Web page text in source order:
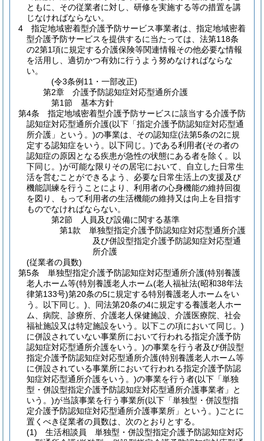
ともに、その従業者に対し、研修を実施する等の措置を講
じなければならない。
4
指定地域密着型介護予防サービス事業者は、指定地域密着
型介護予防サービスを提供するに当たっては、法第118条
の2第1項に規定する介護保険等関連情報その他必要な情報
を活用し、適切かつ有効に行うよう努めなければならな
い。
(令3条例11・一部改正)
第2章
介護予防認知症対応型通所介護
第1節
基本方針
第4条
指定地域密着型介護予防サービスに該当する介護予防
認知症対応型通所介護(以下「指定介護予防認知症対応型通
所介護」という。)の事業は、その認知症(法第5条の2に規
定する認知症をいう。以下同じ。)である利用者(その者の
認知症の原因となる疾患が急性の状態にある者を除く。以
下同じ。)が可能な限りその居宅において、自立した日常生
活を営むことができるよう、必要な日常生活上の支援及び
機能訓練を行うことにより、利用者の心身機能の維持回復
を図り、もって利用者の生活機能の維持又は向上を目指す
ものでなければならない。
第2節
人員及び設備に関する基準
第1款
単独型指定介護予防認知症対応型通所介護
及び併設型指定介護予防認知症対応型通
所介護
(従業者の員数)
第5条
単独型指定介護予防認知症対応型通所介護(特別養護
老人ホーム等(特別養護老人ホーム(老人福祉法(昭和38年法
律第133号)第20条の5に規定する特別養護老人ホームをい
う。以下同じ。) 、同法第20条の4に規定する養護老人ホー
ム、病院、診療所、介護老人保健施設、介護医療院、社会
福祉施設又は特定施設をいう。以下この項において同じ。)
に併設されていない事業所において行われる指定介護予防
認知症対応型通所介護をいう。)の事業を行う者及び併設型
指定介護予防認知症対応型通所介護(特別養護老人ホーム等
に併設されている事業所において行われる指定介護予防認
知症対応型通所介護をいう。)の事業を行う者(以下「単独
型・併設型指定介護予防認知症対応型通所介護事業者」と
いう。)が当該事業を行う事業所(以下「単独型・併設型指
定介護予防認知症対応型通所介護事業所」という。)ごとに
置くべき従業者の員数は、次のとおりとする。
(1)
生活相談員 単独型・併設型指定介護予防認知症対応